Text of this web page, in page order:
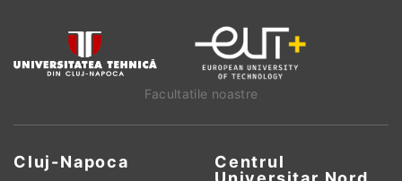
Facultatile noastre
Cluj-Napoca
Centrul